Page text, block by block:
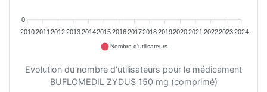
0
20102011 2012201320142015201620172018201920202021 202220232024
Nombre d'utilisateurs
Evolution du nombre d'utilisateurs pour le médicament
BUFLOMEDIL ZYDUS 150 mg (comprimé)